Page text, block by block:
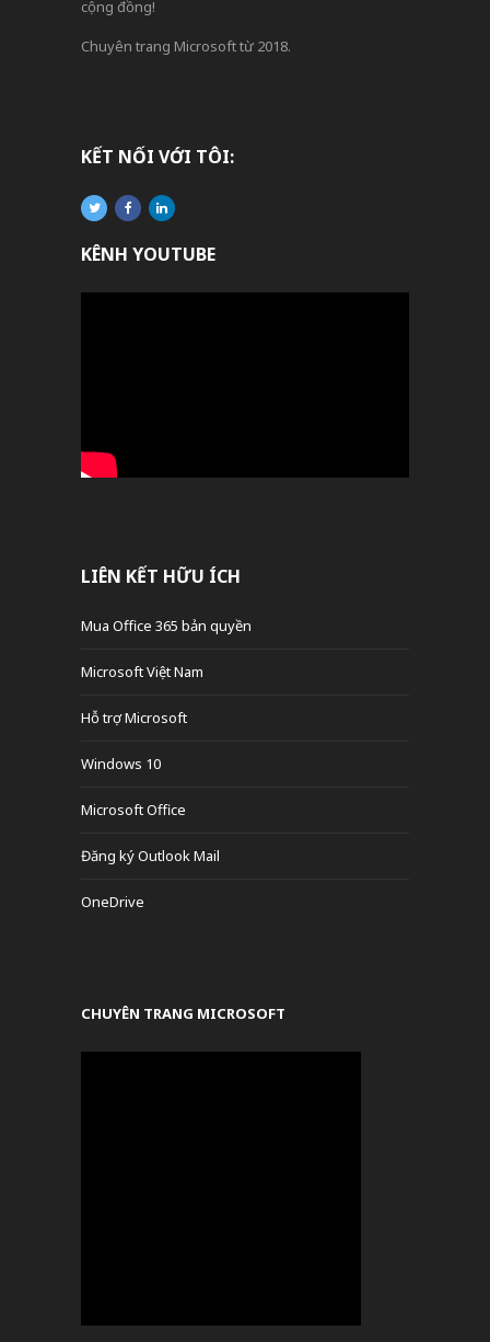
cộng đồng!
Chuyên trang Microsoft từ 2018.
KẾT NỐI VỚI TÔI:
KÊNH YOUTUBE
LIÊN KẾT HỮU ÍCH
Mua Office 365 bản quyền
Microsoft Việt Nam
Hỗ trợ Microsoft
Windows 10
Microsoft Office
Đăng ký Outlook Mail
OneDrive
CHUYÊN TRANG MICROSOFT